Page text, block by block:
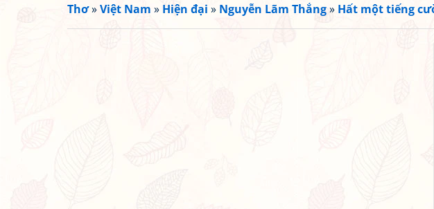
Thơ»Việt Nam » Hiện đại » Nguyễn Lãm Thắng» Hất một tiếng